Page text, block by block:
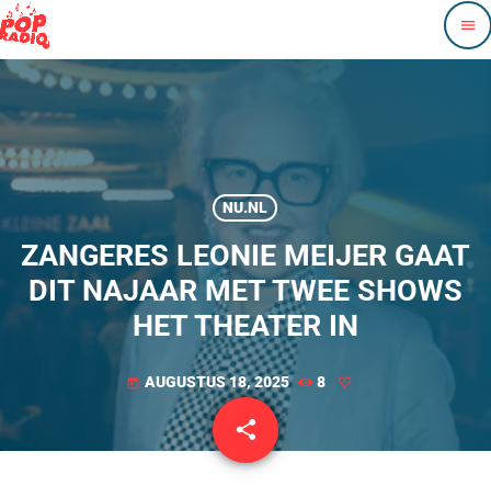
menu
NU.NL
ZANGERES LEONIE MEIJER GAAT
DIT NAJAAR MET TWEE SHOWS
HET THEATER IN
today AUGUSTUS 18, 2025 8
share
email